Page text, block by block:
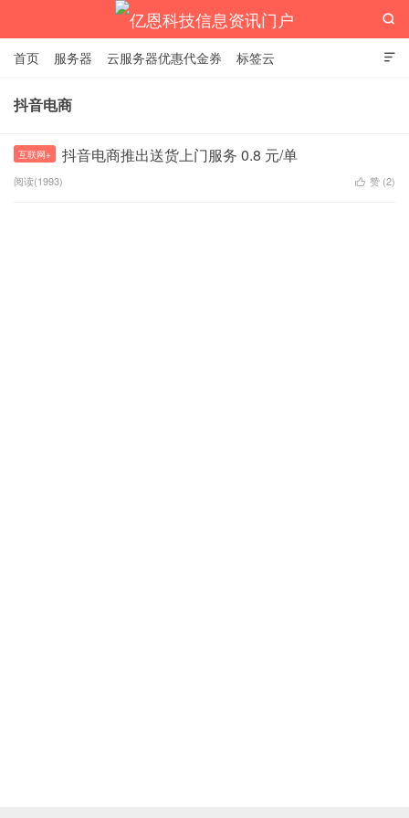
亿恩科技信息资讯门户

首页 服务器 云服务器优惠代金券 标签云

抖音电商
互联网+ 抖音电商推出送货上门服务 0.8 元/单
阅读(1993)  赞 (2)